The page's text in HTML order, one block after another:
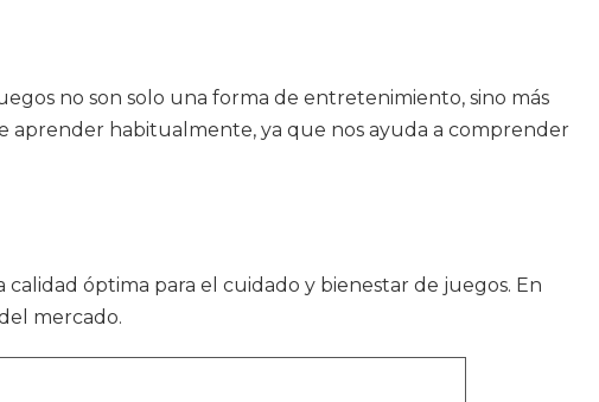
no son solo una forma de entretenimiento, sino más
aprender habitualmente, ya que nos ayuda a comprender
calidad óptima para el cuidado y bienestar de juegos. En
mercado.